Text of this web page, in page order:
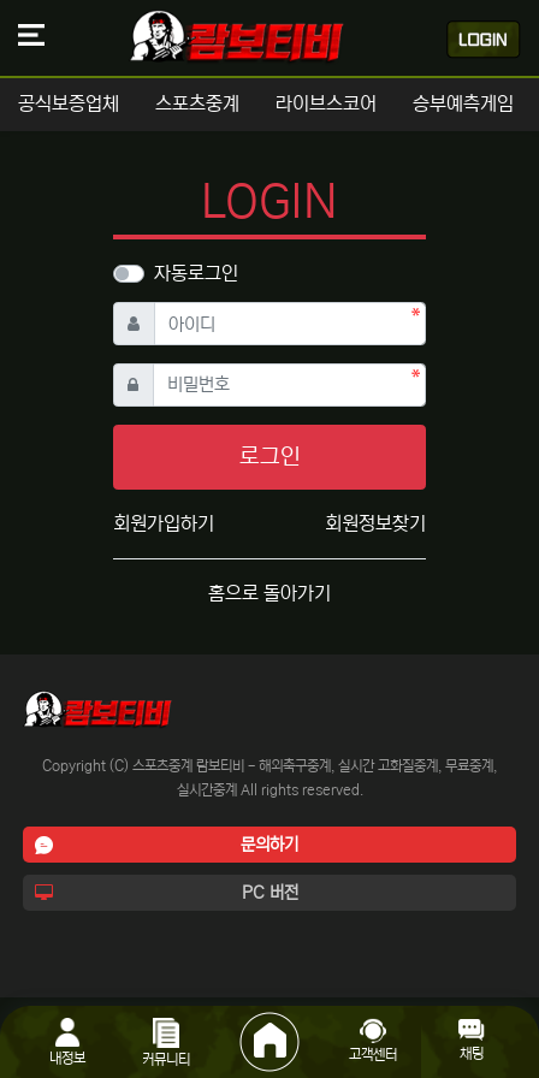
공식보증업체 스포츠중계 라이브스코어 승부예측게임
LOGIN
자동로그인
아이디 필수
비밀번호필수
로그인
회원가입하기 회원정보찾기
홈으로 돌아가기
Copyright (C) 스포츠중계 람보티비 - 해외축구중계, 실시간 고화질중계, 무료중계,
실시간중계 All rights reserved.
문의하기
PC 버전
내정보 커뮤니티 고객센터 채팅